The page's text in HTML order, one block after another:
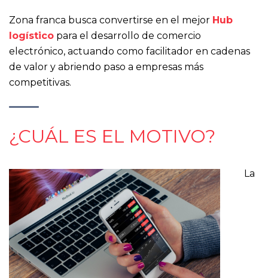
Zona franca busca convertirse en el mejor Hub
logístico para el desarrollo de comercio
electrónico, actuando como facilitador en cadenas
de valor y abriendo paso a empresas más
competitivas.
¿CUÁL ES EL MOTIVO?
La